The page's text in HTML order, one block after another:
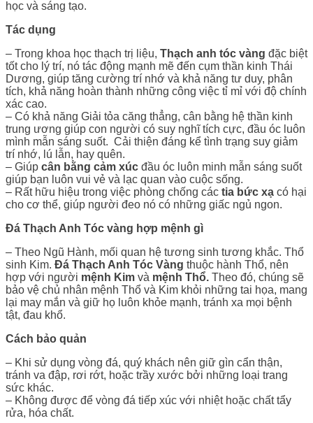
học và sáng tạo.
Tác dụng
– Trong khoa học thạch trị liệu, Thạch anh tóc vàng đặc biệt
tốt cho lý trí, nó tác động mạnh mẽ đến cụm thần kinh Thái
Dương, giúp tăng cường trí nhớ và khả năng tư duy, phân
tích, khả năng hoàn thành những công việc tỉ mỉ với độ chính
xác cao.
– Có khả năng Giải tỏa căng thẳng, cân bằng hệ thần kinh
trung ương giúp con người có suy nghĩ tích cực, đầu óc luôn
mình mẫn sáng suốt. Cải thiện đáng kể tình trạng suy giảm
trí nhớ, lú lẫn, hay quên.
– Giúp cân bằng cảm xúc đầu óc luôn minh mẫn sáng suốt
giúp bạn luôn vui vẻ và lạc quan vào cuộc sống.
– Rất hữu hiệu trong việc phòng chống các tia bức xạ có hại
cho cơ thể, giúp người đeo nó có những giấc ngủ ngon.
Đá Thạch Anh Tóc vàng hợp mệnh gì
– Theo Ngũ Hành, mối quan hệ tương sinh tương khắc. Thổ
sinh Kim. Đá Thạch Anh Tóc Vàng thuộc hành Thổ, nên
hợp với người mệnh Kim và mệnh Thổ. Theo đó, chúng sẽ
bảo vệ chủ nhân mệnh Thổ và Kim khỏi những tai họa, mang
lại may mắn và giữ họ luôn khỏe mạnh, tránh xa mọi bệnh
tật, đau khổ.
Cách bảo quản
– Khi sử dụng vòng đá, quý khách nên giữ gìn cẩn thận,
tránh va đập, rơi rớt, hoặc trầy xước bởi những loại trang
sức khác.
– Không được để vòng đá tiếp xúc với nhiệt hoặc chất tẩy
rửa, hóa chất.